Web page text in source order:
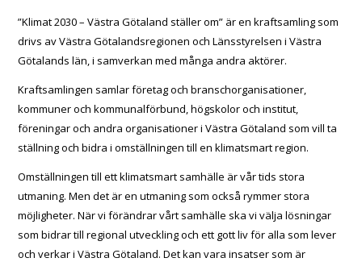
”Klimat 2030 – Västra Götaland ställer om” är en kraftsamling som
drivs av Västra Götalandsregionen och Länsstyrelsen i Västra
Götalands län, i samverkan med många andra aktörer.
Kraftsamlingen samlar företag och branschorganisationer,
kommuner och kommunalförbund, högskolor och institut,
föreningar och andra organisationer i Västra Götaland som vill ta
ställning och bidra i omställningen till en klimatsmart region.
Omställningen till ett klimatsmart samhälle är vår tids stora
utmaning. Men det är en utmaning som också rymmer stora
möjligheter. När vi förändrar vårt samhälle ska vi välja lösningar
som bidrar till regional utveckling och ett gott liv för alla som lever
och verkar i Västra Götaland. Det kan vara insatser som är